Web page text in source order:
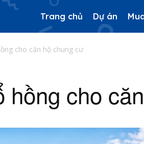
Trang chủ Dự án
cho căn hộ chung cư
hồng cho